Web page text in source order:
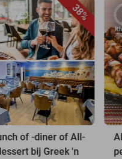
38%
of -diner of All-
bij Greek 'n